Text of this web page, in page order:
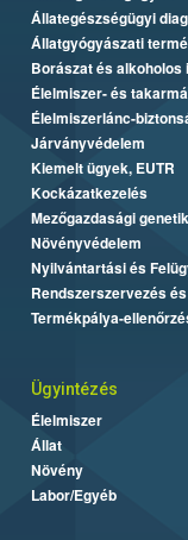
Állategészségügyi
Állatgyógyászati
Borászat és alkoholos
Élelmiszer- és
Élelmiszerlánc-
Járványvédelem
Kiemelt ügyek, EUTR
Kockázatkezelés
Mezőgazdasági
Növényvédelem
Nyilvántartási és
Rendszerszervezés
Termékpálya-
Ügyintézés
Élelmiszer
Állat
Növény
Labor/Egyéb